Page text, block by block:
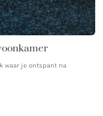
waar je ontspant na